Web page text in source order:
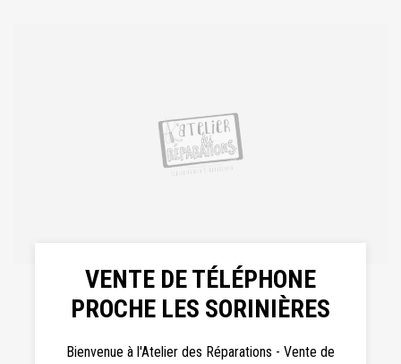
VENTE DE TÉLÉPHONE
PROCHE LES SORINIÈRES
Bienvenue à l'Atelier des Réparations - Vente de